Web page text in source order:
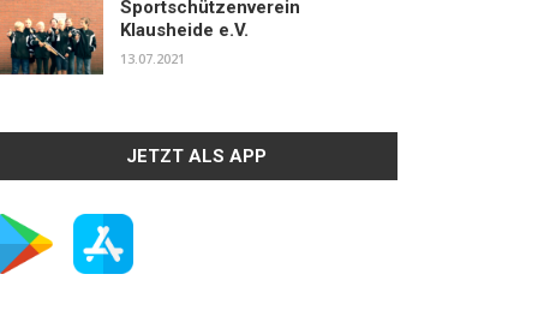
Sportschützenverein
Klausheide e.V.
13.07.2021
JETZT ALS APP